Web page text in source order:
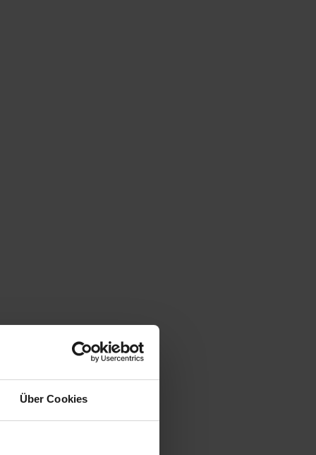
Über Cookies